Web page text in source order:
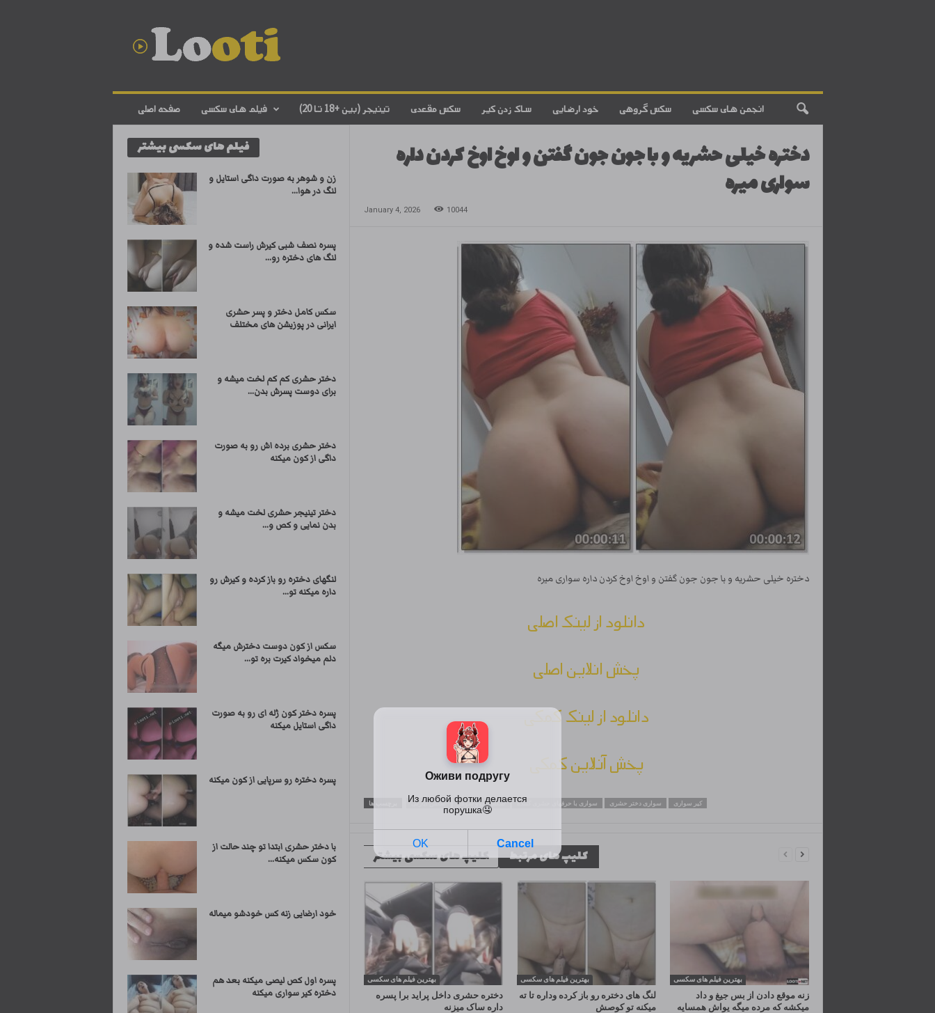
صفحه اصلی فیلم های سکسی تینیجر (بین +18 تا 20) سکس مقعدی ساک زدن کیر خود ارضایی سکس گروهی انجمن های سکسی
دختره خیلی حشریه و با جون جون گفتن و اوخ اوخ کردن داره
سواری میره
January 4, 2026 10044
دختره خیلی حشریه و با جون جون گفتن و اوخ اوخ کردن داره سواری میره
دانلود از لینک اصلی
پخش انلاین اصلی
دانلود از لینک کمکی
پخش آنلاین کمکی
برچسب ها سکس ایارنی سکس زن و شوهر سواری با حرفهای حشری کننده سواری دختر حشری کیر سواری
کلیپ های مرتبط کلیپ های سکسی بیشتر
بهترین فیلم های سکسی
دختره حشری داخل پراید برا پسره
داره ساک میزنه
بهترین فیلم های سکسی
لنگ های دختره رو باز کرده وداره تا ته
میکنه تو کوصش
بهترین فیلم های سکسی
زنه موقع دادن از بس جیغ و داد
میکشه که مرده میگه یواش همسایه
فیلم های سکسی بیشتر
زن و شوهر به صورت داگی استایل و
لنگ در هوا...
پسره نصف شبی کیرش راست شده و
لنگ های دختره رو...
سکس کامل دختر و پسر حشری
ایرانی در پوزیشن های مختلف
دختر حشری کم کم لخت میشه و
برای دوست پسرش بدن...
دختر حشری برده اش رو به صورت
داگی از کون میکنه
دختر تینیجر حشری لخت میشه و
بدن نمایی و کص و...
لنگهای دختره رو باز کرده و کیرش رو
داره میکنه تو...
سکس از کون دوست دخترش میگه
دلم میخواد کیرت بره تو...
پسره دختر کون ژله ای رو به صورت
داگی استایل میکنه
پسره دختره رو سرپایی از کون میکنه
با دختر حشری ابتدا تو چند حالت از
کون سکس میکنه...
خود ارضایی زنه کس خودشو میماله
پسره اول کص لیصی میکنه بعد هم
دختره کیر سواری میکنه